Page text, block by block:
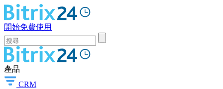
開始免費使用
產品
CRM